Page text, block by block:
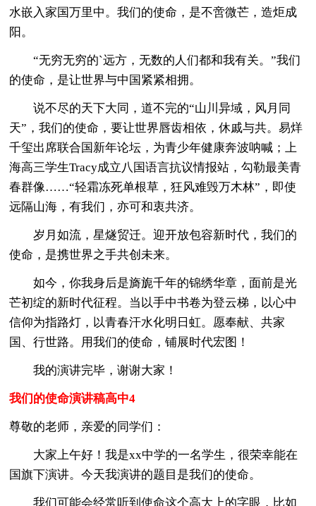
水嵌入家国万里中。我们的使命，是不啻微芒，造炬成
阳。
“无穷无穷的`远方，无数的人们都和我有关。”我们
的使命，是让世界与中国紧紧相拥。
说不尽的天下大同，道不完的“山川异域，风月同
天”，我们的使命，要让世界唇齿相依，休戚与共。易烊
千玺出席联合国新年论坛，为青少年健康奔波呐喊；上
海高三学生Tracy成立八国语言抗议情报站，勾勒最美青
春群像……“轻霜冻死单根草，狂风难毁万木林”，即使
远隔山海，有我们，亦可和衷共济。
岁月如流，星燧贸迁。迎开放包容新时代，我们的
使命，是携世界之手共创未来。
如今，你我身后是旖旎千年的锦绣华章，面前是光
芒初绽的新时代征程。当以手中书卷为登云梯，以心中
信仰为指路灯，以青春汗水化明日虹。愿奉献、共家
国、行世路。用我们的使命，铺展时代宏图！
我的演讲完毕，谢谢大家！
我们的使命演讲稿高中4
尊敬的老师，亲爱的同学们：
大家上午好！我是xx中学的一名学生，很荣幸能在
国旗下演讲。今天我演讲的题目是我们的使命。
我们可能会经常听到使命这个高大上的字眼，比如